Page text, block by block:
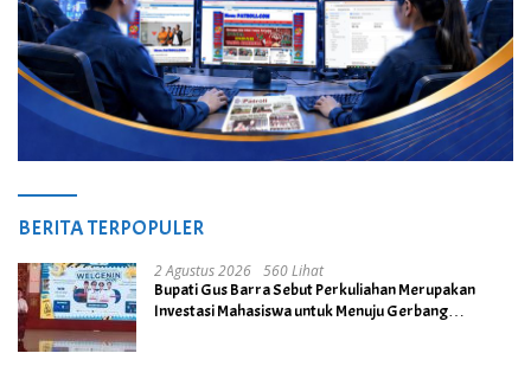
BERITA TERPOPULER
2 Agustus 2026 560 Lihat
Bupati Gus Barra Sebut Perkuliahan Merupakan
Investasi Mahasiswa untuk Menuju Gerbang